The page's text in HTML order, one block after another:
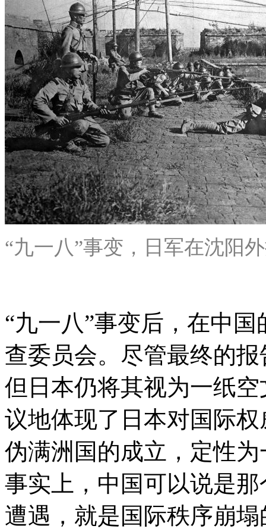
“九一八”事变，日军在沈阳
“九一八”事变后，在中
查委员会。尽管最终的
但日本仍将其视为一纸
议地体现了日本对国际
伪满洲国的成立，定性
事实上，中国可以说是
遭遇，就是国际秩序崩